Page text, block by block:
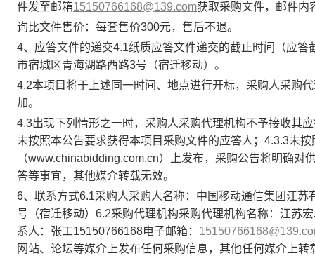
件发至邮箱15150766168@139.com获取采购文件，邮件内
询比文件售价：每套售价300元，售后不退。
4、应答文件的递交4.1纸质应答文件递交的截止时间（应
市宿城区青海湖路西路3号（宿迁移动）。
4.2本项目将于上述同一时间、地点进行开标，采购人采购
加。
4.3出现下列情形之一时，采购人采购代理机构不予接收其
未按照本公告要求获得本项目采购文件的应答人；4.3.3未
（www.chinabidding.com.cn）上发布，采购公告将明确
答等事宜，其他媒介转载无效。
6、联系方式6.1采购人采购人名称：中国移动通信集团江
号（宿迁移动）6.2采购代理机构采购代理机构名称：江苏
系人：张工15150766168电子邮箱：
网站、论坛等媒介上发布任何采购信息，其他任何媒介上